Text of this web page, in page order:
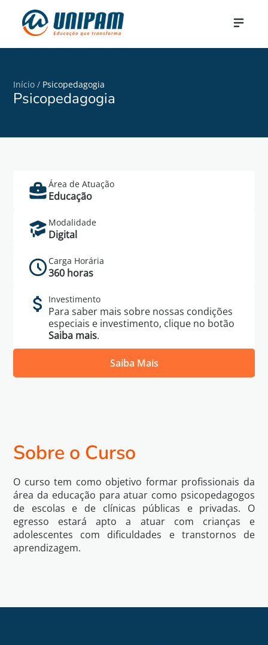
Início / Psicopedagogia
Psicopedagogia
Área de Atuação
Educação
Modalidade
Digital
Carga Horária
360 horas
Investimento
Para saber mais sobre nossas condições
especiais e investimento, clique no botão
Saiba mais.
Saiba Mais
informações do curso de Psicopedagogia.
Quero Saber Mais
Sobre o Curso
O curso tem como objetivo formar profissionais da
área da educação para atuar como psicopedagogos
de escolas e de clínicas públicas e privadas. O
egresso estará apto a atuar com crianças e
adolescentes com dificuldades e transtornos de
aprendizagem.